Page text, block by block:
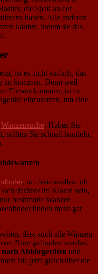
die Spaß an der
haben. Alle anderen
kaufen, indem sie das
ist es nicht einfach, das
zu kommen. Denn weil
Einsatz kommen, ist es
einzusetzen, um eine
Wanzensuche. Haben Sie
sollten Sie schnell handeln,
, um festzustellen, ob
darüber im Klaren sein,
nur bestimmte Wanzen
finden meist gar
dass auch alle Wanzen
Büro gefunden werden,
nach Abhörgeräten und
Sie jetzt gleich über die